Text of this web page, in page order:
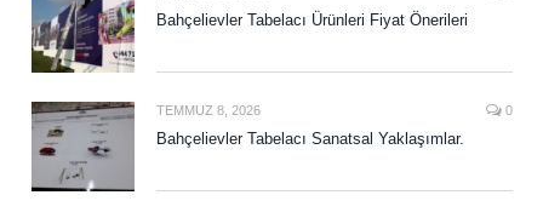
Bahçelievler Tabelacı Ürünleri Fiyat Önerileri
TEMMUZ 8, 2026 0
Bahçelievler Tabelacı Sanatsal Yaklaşımlar.